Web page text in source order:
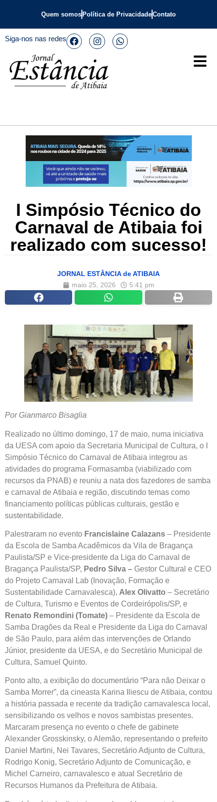
Quem somos Política de PrivacidadeContato
Siga-nos nas redes
I Simpósio Técnico do
Carnaval de Atibaia foi
realizado com sucesso!
JORNAL ESTÂNCIA de ATIBAIA
maio 25, 2026
5:41 pm
Por Gianmarco Bisaglia
Realizado no último domingo, 17 de maio, numa iniciativa
da UESA com apoio da Secretaria Municipal de Cultura, o I
Simpósio Técnico do Carnaval de Atibaia integrou as
atividades do programa Formasamba (viabilizado com
recursos da PNAB) e reuniu a nata dos fazedores de samba
e carnaval de Atibaia e região, discutindo temas como
financiamento políticas públicas culturais, gestão e
sustentabilidade.
Palestraram no evento Francislaine Calazans – Presidente
da Escola de Samba Acadêmicos da Vila de Bragança
Paulista/SP e Vice-presidente da Liga do Carnaval de
Bragança Paulista/SP, Pedro Silva – Gestor Cultural e CEO
do Projeto Carnaval Lab (Inovação, Formação e
Sustentabilidade Carnavalesca), Alex Olivatto – Secretário
de Cultura, Turismo e Eventos de Cordeirópolis/SP, e
Renato Remondini (Tomate) – Presidente da Escola de
Samba Dragões da Real e Presidente da Liga do Carnaval
de São Paulo, para além das intervenções de Orlando
Júnior, presidente da UESA, e do Secretário Municipal de
Cultura, Samuel Quinto.
Ponto alto, a exibição do documentário “Para não Deixar o
Samba Morrer”, da cineasta Karina Iliescu de Atibaia, contou
a história passada e recente da tradição carnavalesca local,
sensibilizando os velhos e novos sambistas presentes.
Marcaram presença no evento o chefe de gabinete
Alexander Grosskinsky, o Alemão, representando o prefeito
Daniel Martini, Nei Tavares, Secretário Adjunto de Cultura,
Rodrigo Konig, Secretário Adjunto de Comunicação, e
Michel Carneiro, carnavalesco e atual Secretário de
Recursos Humanos da Prefeitura de Atibaia.